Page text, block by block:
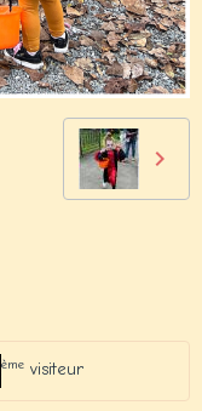
èmevisiteur